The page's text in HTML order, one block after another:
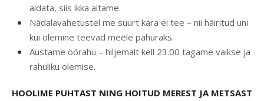
aidata, siis ikka aitame.
Nädalavahetustel me suurt kära ei tee – nii häiritud uni
kui olemine teevad meele pahuraks.
Austame öörahu – hiljemalt kell 23.00 tagame vaikse ja
rahuliku olemise.
HOOLIME PUHTAST NING HOITUD MEREST JA METSAST